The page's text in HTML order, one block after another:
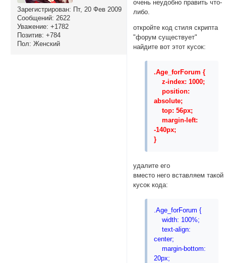
Зарегистрирован: Пт, 20 Фев 2009
Сообщений: 2622
Уважение: +1782
Позитив: +784
Пол: Женский
очень неудобно править что-
либо.
откройте код стиля скрипта
"форум существует"
найдите вот этот кусок:
.Age_forForum {
z-index: 1000;
position:
absolute;
top: 56px;
margin-left:
-140px;
}
удалите его
вместо него вставляем такой
кусок кода:
.Age_forForum {
width: 100%;
text-align:
center;
margin-bottom:
20px;